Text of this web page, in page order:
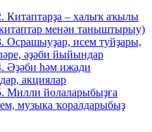
Китаптарҙа – халыҡ аҡылы
менән таныштырыу)
Осрашыуҙар, исем туйҙары,
әҙәби йыйындар
Әҙәби һәм ижади
акциялар
Милли йолаларыбыҙға
музыка ҡоралдарыбыҙ